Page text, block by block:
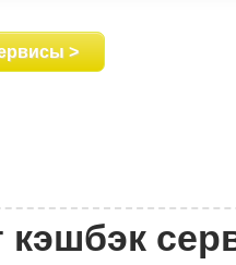
>
кэшбэк